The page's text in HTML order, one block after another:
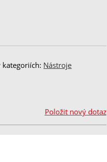
kategoriích: Nástroje
Položit nový dotaz